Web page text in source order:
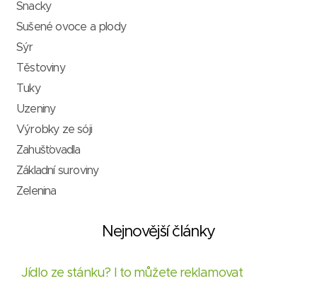
Snacky
Sušené ovoce a plody
Sýr
Těstoviny
Tuky
Uzeniny
Výrobky ze sóji
Zahušťovadla
Základní suroviny
Zelenina
Nejnovější články
Jídlo ze stánku? I to můžete reklamovat